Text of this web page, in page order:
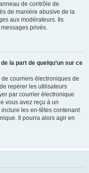
de contrôle de
de manière abusive de la
aux modérateurs. Ils
privés.
la part de quelqu’un sur ce
courriers électroniques de
repérer les utilisateurs
par courrier électronique
vous avez reçu à un
inclure les en-têtes contenant
Il pourra alors agir en